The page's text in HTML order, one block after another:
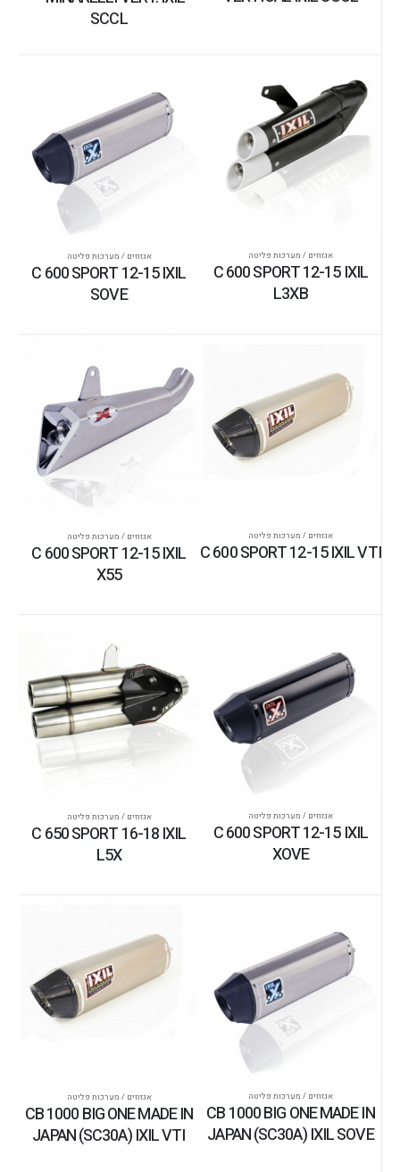
SCCL
אגזוזים / מערכות פליטה
C 600 SPORT 12-15 IXIL
L3XB
אגזוזים / מערכות פליטה
C 600 SPORT 12-15 IXIL
SOVE
אגזוזים / מערכות פליטה
C 600 SPORT 12-15 IXIL VTI
אגזוזים / מערכות פליטה
C 600 SPORT 12-15 IXIL
X55
אגזוזים / מערכות פליטה
C 600 SPORT 12-15 IXIL
XOVE
אגזוזים / מערכות פליטה
C 650 SPORT 16-18 IXIL
L5X
אגזוזים / מערכות פליטה
CB 1000 BIG ONE MADE IN
JAPAN (SC30A) IXIL SOVE
אגזוזים / מערכות פליטה
CB 1000 BIG ONE MADE IN
JAPAN (SC30A) IXIL VTI